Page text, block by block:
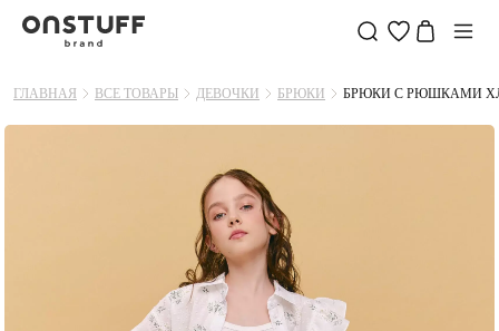
ГЛАВНАЯ ВСЕ ТОВАРЫ ДЕВОЧКИ БРЮКИ БРЮКИ С РЮШКАМИ